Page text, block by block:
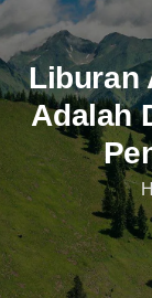
Liburan
Adalah